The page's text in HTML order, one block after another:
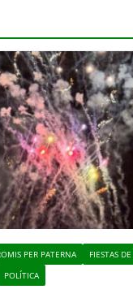
PER PATERNA
FIESTAS
POLÍTICA